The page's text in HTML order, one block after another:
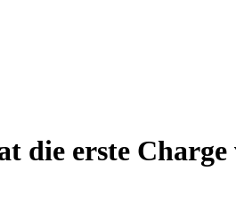
die erste Charge